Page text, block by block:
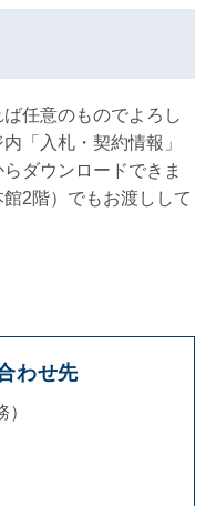
任意のものでよろし
「入札・契約情報」
ダウンロードできま
2階）でもお渡しして
わせ先